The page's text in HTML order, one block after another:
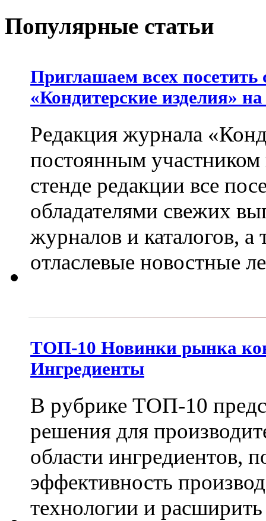
Популярные статьи
Приглашаем всех
«Кондитерские изделия»
Редакция журнала
постоянным
стенде редакции все
обладателями свежих
журналов и каталогов,
отласлевые новостные
ТОП-10 Новинки рынка
Ингредиенты
В рубрике ТОП-10
решения для
области ингредиентов,
эффективность
технологии и расширить